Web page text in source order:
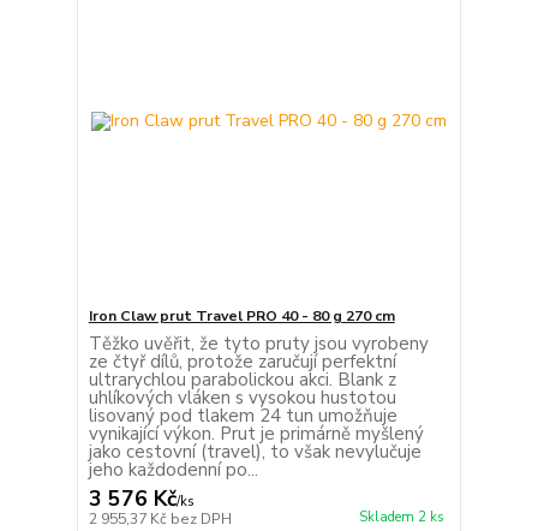
Iron Claw prut Travel PRO 40 - 80 g 270 cm
Těžko uvěřit, že tyto pruty jsou vyrobeny
ze čtyř dílů, protože zaručují perfektní
ultrarychlou parabolickou akci. Blank z
uhlíkových vláken s vysokou hustotou
lisovaný pod tlakem 24 tun umožňuje
vynikající výkon. Prut je primárně myšlený
jako cestovní (travel), to však nevylučuje
jeho každodenní po...
3 576 Kč/ks
2 955,37 Kč bez DPH Skladem 2 ks